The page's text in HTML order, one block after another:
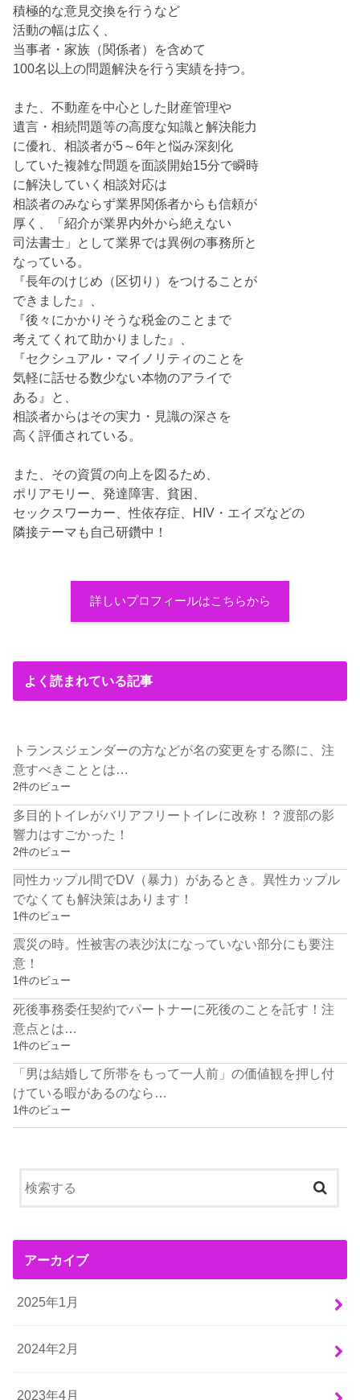
積極的な意見交換を行うなど
活動の幅は広く、
当事者・家族（関係者）を含めて
100名以上の問題解決を行う実績を持つ。
また、不動産を中心とした財産管理や
遺言・相続問題等の高度な知識と解決能力
に優れ、相談者が5～6年と悩み深刻化
していた複雑な問題を面談開始15分で瞬時
に解決していく相談対応は
相談者のみならず業界関係者からも信頼が
厚く、「紹介が業界内外から絶えない
司法書士」として業界では異例の事務所と
なっている。
『長年のけじめ（区切り）をつけることが
できました』、
『後々にかかりそうな税金のことまで
考えてくれて助かりました』、
『セクシュアル・マイノリティのことを
気軽に話せる数少ない本物のアライで
ある』と、
相談者からはその実力・見識の深さを
高く評価されている。
また、その資質の向上を図るため、
ポリアモリー、発達障害、貧困、
セックスワーカー、性依存症、HIV・エイズなどの
隣接テーマも自己研鑽中！
詳しいプロフィールはこちらから
よく読まれている記事
トランスジェンダーの方などが名の変更をする際に、注
意すべきこととは…
2件のビュー
多目的トイレがバリアフリートイレに改称！？渡部の影
響力はすごかった！
2件のビュー
同性カップル間でDV（暴力）があるとき。異性カップル
でなくても解決策はあります！
1件のビュー
震災の時。性被害の表沙汰になっていない部分にも要注
意！
1件のビュー
死後事務委任契約でパートナーに死後のことを託す！注
意点とは…
1件のビュー
「男は結婚して所帯をもって一人前」の価値観を押し付
けている暇があるのなら…
1件のビュー
アーカイブ
2025年1月
2024年2月
2023年4月